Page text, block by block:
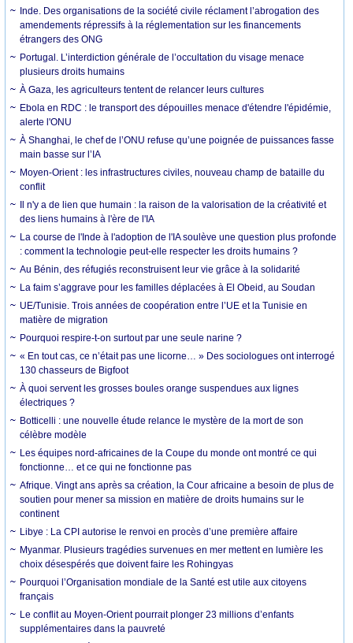
Inde. Des organisations de la société civile réclament l’abrogation des
amendements répressifs à la réglementation sur les financements
étrangers des ONG
Portugal. L’interdiction générale de l’occultation du visage menace
plusieurs droits humains
À Gaza, les agriculteurs tentent de relancer leurs cultures
Ebola en RDC : le transport des dépouilles menace d'étendre l'épidémie,
alerte l'ONU
À Shanghai, le chef de l’ONU refuse qu’une poignée de puissances fasse
main basse sur l’IA
Moyen-Orient : les infrastructures civiles, nouveau champ de bataille du
conflit
Il n'y a de lien que humain : la raison de la valorisation de la créativité et
des liens humains à l'ère de l'IA
La course de l'Inde à l'adoption de l'IA soulève une question plus profonde
: comment la technologie peut-elle respecter les droits humains ?
Au Bénin, des réfugiés reconstruisent leur vie grâce à la solidarité
La faim s’aggrave pour les familles déplacées à El Obeid, au Soudan
UE/Tunisie. Trois années de coopération entre l’UE et la Tunisie en
matière de migration
Pourquoi respire-t-on surtout par une seule narine ?
« En tout cas, ce n’était pas une licorne… » Des sociologues ont interrogé
130 chasseurs de Bigfoot
À quoi servent les grosses boules orange suspendues aux lignes
électriques ?
Botticelli : une nouvelle étude relance le mystère de la mort de son
célèbre modèle
Les équipes nord-africaines de la Coupe du monde ont montré ce qui
fonctionne… et ce qui ne fonctionne pas
Afrique. Vingt ans après sa création, la Cour africaine a besoin de plus de
soutien pour mener sa mission en matière de droits humains sur le
continent
Libye : La CPI autorise le renvoi en procès d’une première affaire
Myanmar. Plusieurs tragédies survenues en mer mettent en lumière les
choix désespérés que doivent faire les Rohingyas
Pourquoi l’Organisation mondiale de la Santé est utile aux citoyens
français
Le conflit au Moyen-Orient pourrait plonger 23 millions d’enfants
supplémentaires dans la pauvreté